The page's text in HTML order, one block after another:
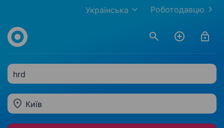
Роботодавцю
Українська
hrd
Київ